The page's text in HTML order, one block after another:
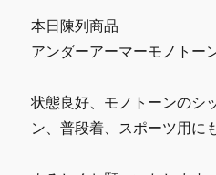
本日陳列商品
アンダーアーマーモノト
状態良好、モノトーンのシ
ン、普段着、スポーツ用に